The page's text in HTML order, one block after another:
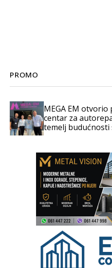
PROMO
MEGA EM
centar za
temelj budućnosti